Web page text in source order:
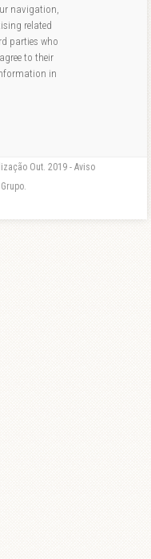
navigation,
related
parties who
to their
in
Out. 2019 - Aviso